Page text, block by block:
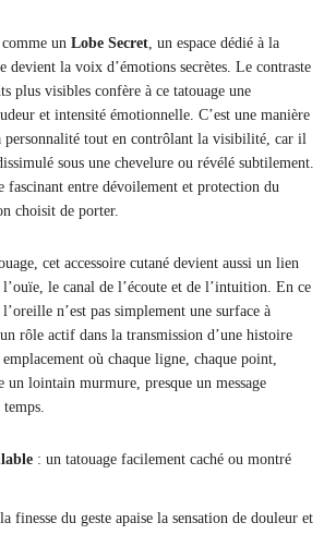
un Lobe Secret , un espace dédié à la
devient la voix d’émotions secrètes. Le contraste
plus visibles confère à ce tatouage une
et intensité émotionnelle. C’est une manière
personnalité tout en contrôlant la visibilité, car il
sous une chevelure ou révélé subtilement.
fascinant entre dévoilement et protection du
choisit de porter.
cet accessoire cutané devient aussi un lien
le canal de l’écoute et de l’intuition. En ce
n’est pas simplement une surface à
rôle actif dans la transmission d’une histoire
où chaque ligne, chaque point,
un lointain murmure, presque un message
: un tatouage facilement caché ou montré
finesse du geste apaise la sensation de douleur et